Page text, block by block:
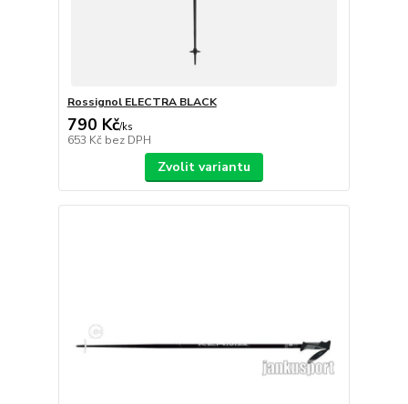
Rossignol ELECTRA BLACK
790 Kč/ks
653 Kč bez DPH
Zvolit variantu